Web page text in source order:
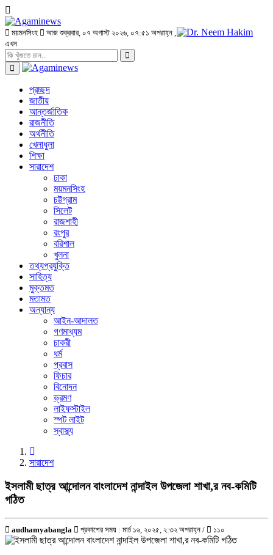
ময়মনসিংহ আজ শুক্রবার, ০৭ অগাস্ট ২০২৬, ০৭:৫১ অপরাহ্ন ,
এখন
প্রচ্ছদ
জাতীয়
আন্তর্জাতিক
রাজনীতি
অর্থনীতি
খেলাধুলা
শিক্ষা
সারাদেশ
ঢাকা
ময়মনসিংহ
চট্টগ্রাম
সিলেট
রাজশাহী
রংপুর
বরিশাল
খুলনা
তথ্যপ্রযুক্তি
সাহিত্য
মুক্তমত
মতামত
অন্যান্য
আইন-আদালত
গণমাধ্যম
চাকরী
ধর্ম
প্রবাস
ফিচার
বিনোদন
ভ্রমণ
লাইফস্টাইল
স্পট লাইট
স্বাস্থ্য
সারাদেশ
ইসলামী ছাত্র আন্দোলন বাংলাদেশ নান্দাইল উপজেলা শাখা,র নব-কমিটি
গঠিত
audhamyabangla প্রকাশের সময় : মার্চ ১৬, ২০২৫, ২:৩২ অপরাহ্ন / ১১০